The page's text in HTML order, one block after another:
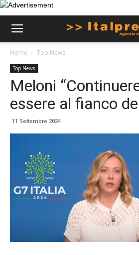
Home Top News
Top News
Meloni
essere al fianco
11 Settembre 2024